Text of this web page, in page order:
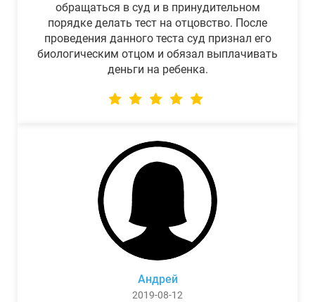
обращаться в суд и в принудительном
порядке делать тест на отцовство. После
проведения данного теста суд признал его
биологическим отцом и обязал выплачивать
деньги на ребенка.
Андрей
2019-08-12